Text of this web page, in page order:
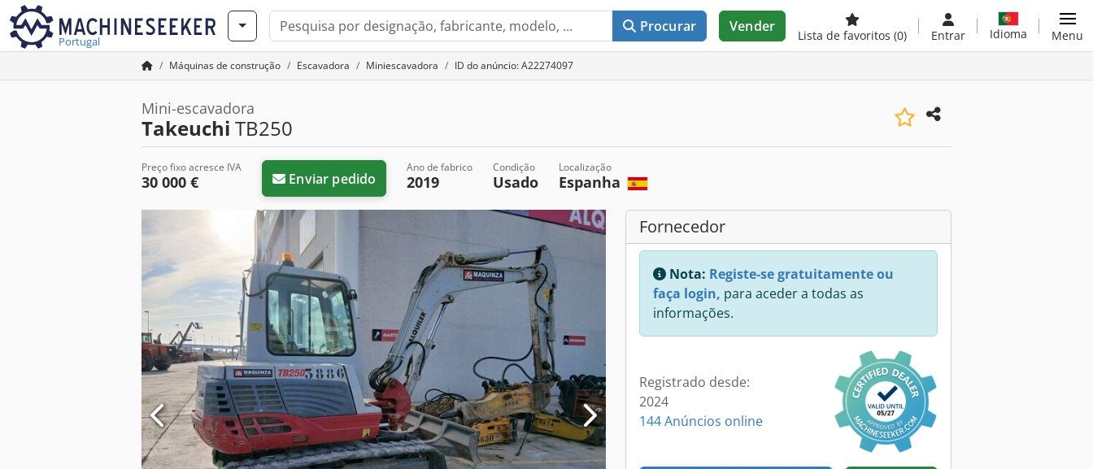
Portugal
Procurar Vender
Lista de favoritos (0) Entrar Idioma Menu
Máquinas de construção Escavadora Miniescavadora ID do anúncio: A22274097
Mini-escavadora
Takeuchi TB250
Preço fixo acresce IVA
30 000 € Enviar pedido
Ano de fabrico
2019
Condição
Usado
Localização
Espanha
Fornecedor
Nota: Registe-se gratuitamente ou
faça login, para aceder a todas as
informações.
Registrado desde:
2024
144 Anúncios online